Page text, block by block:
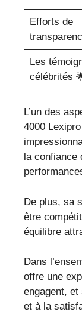
Efforts de
Les
célébrités
L’un des
4000
la
De plus, sa
être
équilibre
Dans
offre une
engagent,
et à la